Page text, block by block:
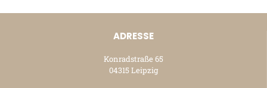
ADRESSE
Konradstraße 65
04315 Leipzig